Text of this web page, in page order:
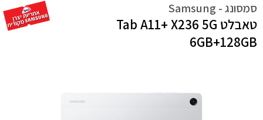
סמסונג - Samsung
טאבלט Tab A11+ X236 5G
6GB+128GB